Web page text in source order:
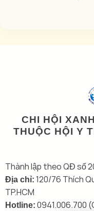
CHI HỘI
THUỘC HỘI Y
Thành lập theo QĐ số
Địa chỉ: 120/76 Thích
TP.HCM
Hotline: 0941.006.700